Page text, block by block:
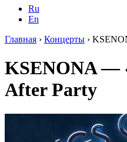
Ru
En
Главная › Концерты ›
KSENONA —
After Party